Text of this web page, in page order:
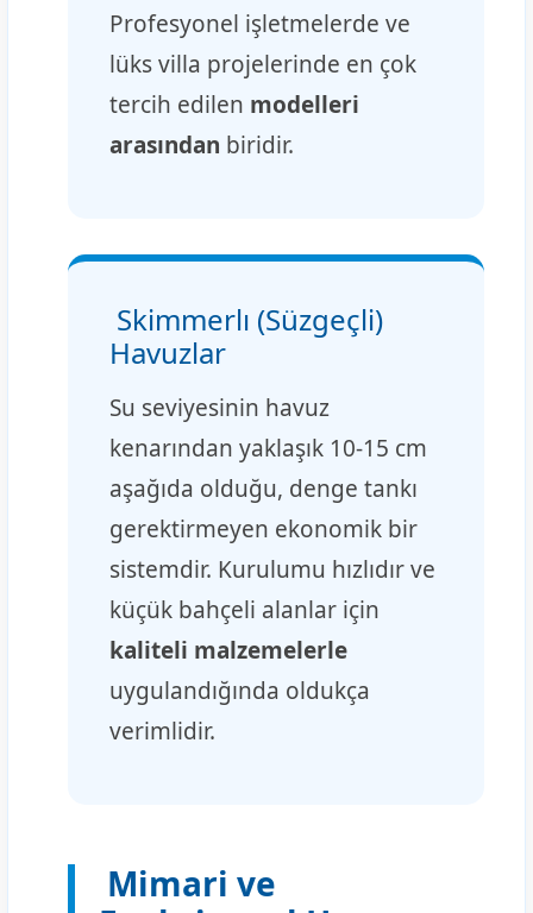
Profesyonel işletmelerde ve
lüks villa projelerinde en çok
tercih edilen modelleri
arasından biridir.
Skimmerlı (Süzgeçli)
Havuzlar
Su seviyesinin havuz
kenarından yaklaşık 10-15 cm
aşağıda olduğu, denge tankı
gerektirmeyen ekonomik bir
sistemdir. Kurulumu hızlıdır ve
küçük bahçeli alanlar için
kaliteli malzemelerle
uygulandığında oldukça
verimlidir.
Mimari ve